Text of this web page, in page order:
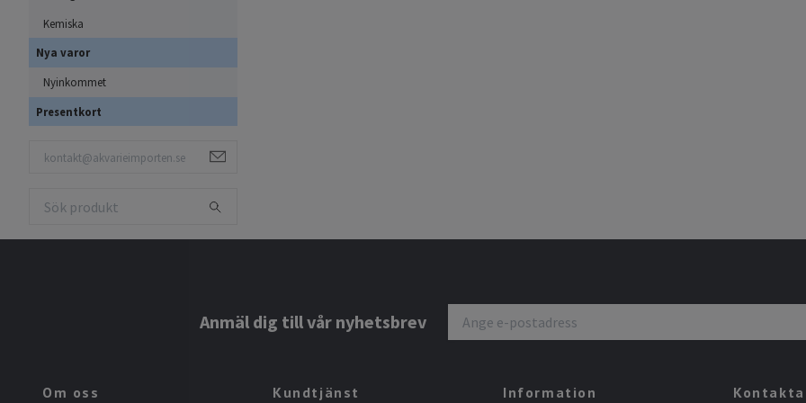
Kemiska
Nya varor
Nyinkommet
Presentkort
Anmäl dig till vår nyhetsbrev
Om oss Kundtjänst Information